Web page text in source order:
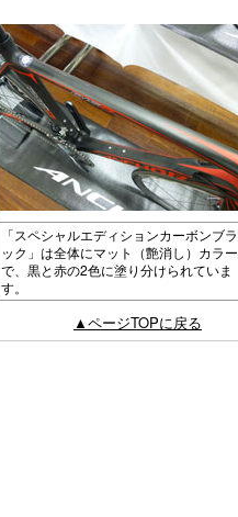
「スペシャルエディションカーボンブラ
ック」は全体にマット（艶消し）カラー
で、黒と赤の2色に塗り分けられていま
す。
▲ページTOPに戻る